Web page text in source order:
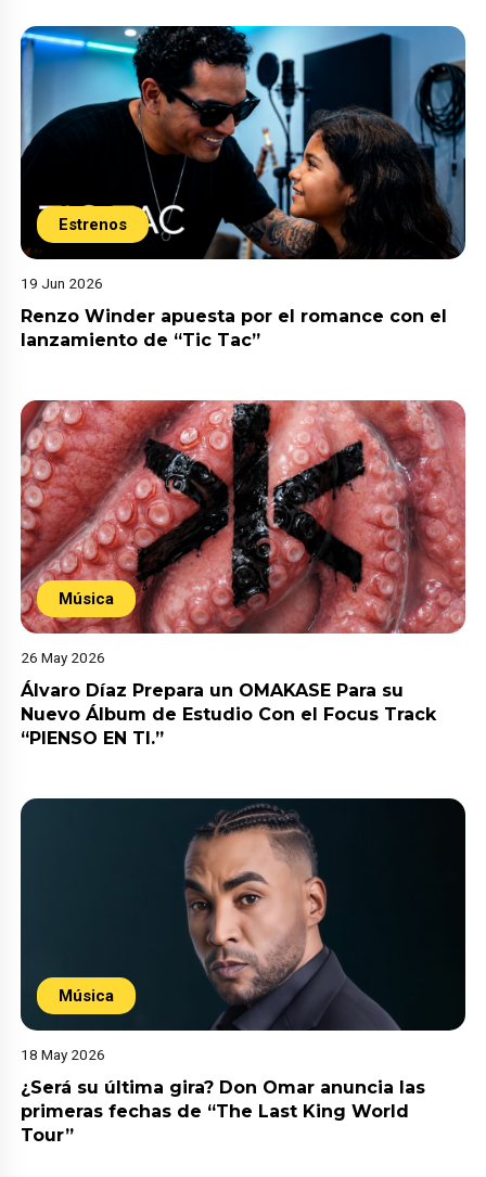
Estrenos
19 Jun 2026
Renzo Winder apuesta por el romance con el
lanzamiento de “Tic Tac”
Música
26 May 2026
Álvaro Díaz Prepara un OMAKASE Para su
Nuevo Álbum de Estudio Con el Focus Track
“PIENSO EN TI.”
Música
18 May 2026
¿Será su última gira? Don Omar anuncia las
primeras fechas de “The Last King World
Tour”